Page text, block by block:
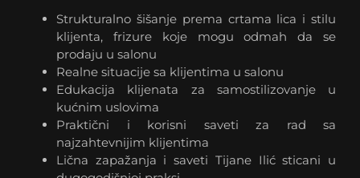
Strukturalno šišanje prema crtama lica i stilu
klijenta, frizure koje mogu odmah da se
prodaju u salonu
Realne situacije sa klijentima u salonu
Edukacija klijenata za samostilizovanje u
kućnim uslovima
Praktični i korisni saveti za rad sa
najzahtevnijim klijentima
Lična zapažanja i saveti Tijane Ilić sticani u